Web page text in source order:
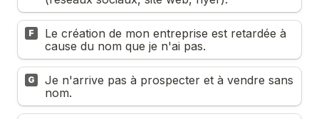
F
Le création de mon entreprise est retardée à
cause du nom que je n'ai pas.
G
Je n'arrive pas à prospecter et à vendre sans
nom.